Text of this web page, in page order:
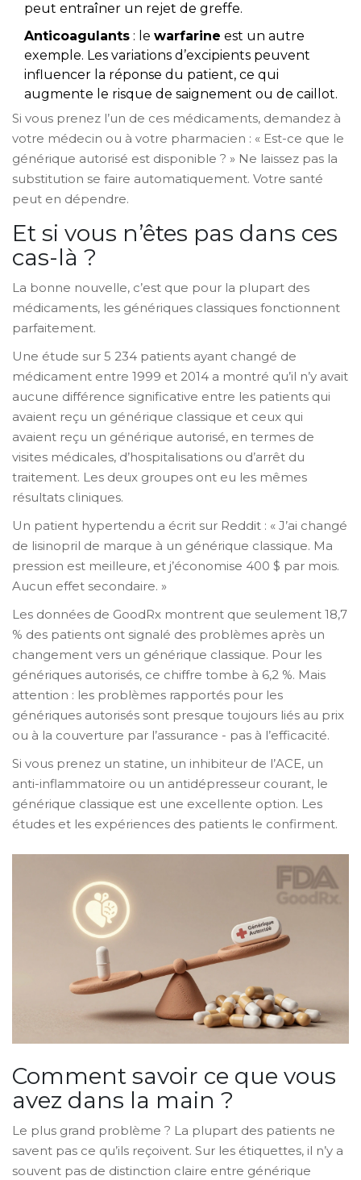
peut entraîner un rejet de greffe.
Anticoagulants : le warfarine est un autre
exemple. Les variations d’excipients peuvent
influencer la réponse du patient, ce qui
augmente le risque de saignement ou de caillot.
Si vous prenez l’un de ces médicaments, demandez à
votre médecin ou à votre pharmacien : « Est-ce que le
générique autorisé est disponible ? » Ne laissez pas la
substitution se faire automatiquement. Votre santé
peut en dépendre.
Et si vous n’êtes pas dans ces
cas-là ?
La bonne nouvelle, c’est que pour la plupart des
médicaments, les génériques classiques fonctionnent
parfaitement.
Une étude sur 5 234 patients ayant changé de
médicament entre 1999 et 2014 a montré qu’il n’y avait
aucune différence significative entre les patients qui
avaient reçu un générique classique et ceux qui
avaient reçu un générique autorisé, en termes de
visites médicales, d’hospitalisations ou d’arrêt du
traitement. Les deux groupes ont eu les mêmes
résultats cliniques.
Un patient hypertendu a écrit sur Reddit : « J’ai changé
de lisinopril de marque à un générique classique. Ma
pression est meilleure, et j’économise 400 $ par mois.
Aucun effet secondaire. »
Les données de GoodRx montrent que seulement 18,7
% des patients ont signalé des problèmes après un
changement vers un générique classique. Pour les
génériques autorisés, ce chiffre tombe à 6,2 %. Mais
attention : les problèmes rapportés pour les
génériques autorisés sont presque toujours liés au prix
ou à la couverture par l’assurance - pas à l’efficacité.
Si vous prenez un statine, un inhibiteur de l’ACE, un
anti-inflammatoire ou un antidépresseur courant, le
générique classique est une excellente option. Les
études et les expériences des patients le confirment.
Comment savoir ce que vous
avez dans la main ?
Le plus grand problème ? La plupart des patients ne
savent pas ce qu’ils reçoivent. Sur les étiquettes, il n’y a
souvent pas de distinction claire entre générique